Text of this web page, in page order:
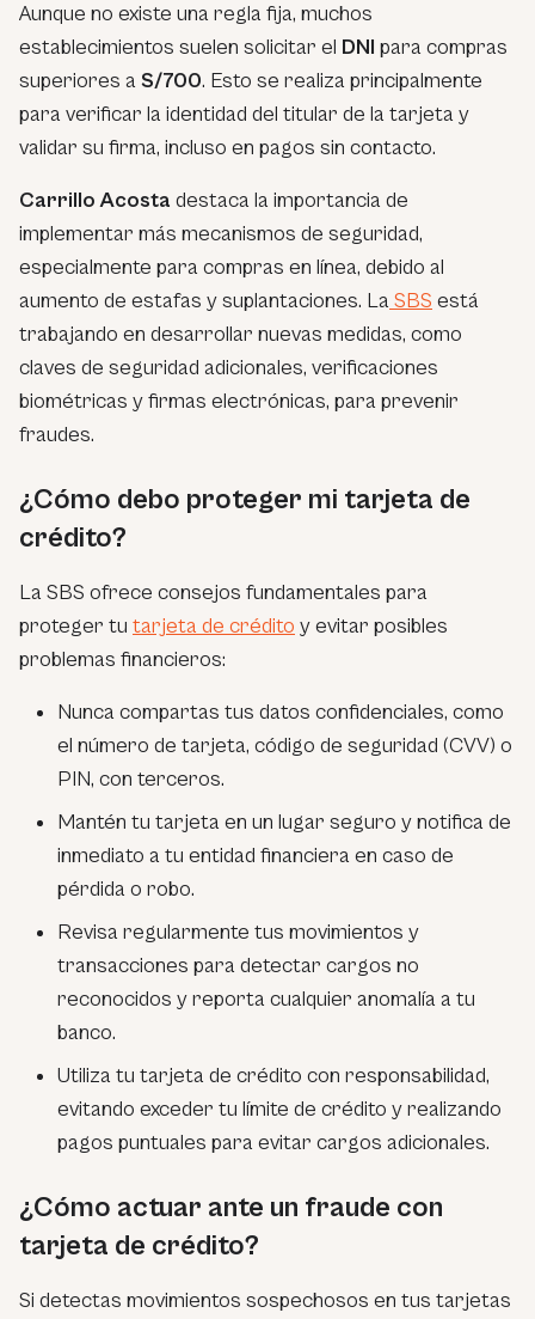
Aunque no existe una regla fija, muchos
establecimientos suelen solicitar el DNI para compras
superiores a S/700. Esto se realiza principalmente
para verificar la identidad del titular de la tarjeta y
validar su firma, incluso en pagos sin contacto.
Carrillo Acosta destaca la importancia de
implementar más mecanismos de seguridad,
especialmente para compras en línea, debido al
aumento de estafas y suplantaciones. La SBS está
trabajando en desarrollar nuevas medidas, como
claves de seguridad adicionales, verificaciones
biométricas y firmas electrónicas, para prevenir
fraudes.
¿Cómo debo proteger mi tarjeta de
crédito?
La SBS ofrece consejos fundamentales para
proteger tu tarjeta de crédito y evitar posibles
problemas financieros:
Nunca compartas tus datos confidenciales, como
el número de tarjeta, código de seguridad (CVV) o
PIN, con terceros.
Mantén tu tarjeta en un lugar seguro y notifica de
inmediato a tu entidad financiera en caso de
pérdida o robo.
Revisa regularmente tus movimientos y
transacciones para detectar cargos no
reconocidos y reporta cualquier anomalía a tu
banco.
Utiliza tu tarjeta de crédito con responsabilidad,
evitando exceder tu límite de crédito y realizando
pagos puntuales para evitar cargos adicionales.
¿Cómo actuar ante un fraude con
tarjeta de crédito?
Si detectas movimientos sospechosos en tus tarjetas